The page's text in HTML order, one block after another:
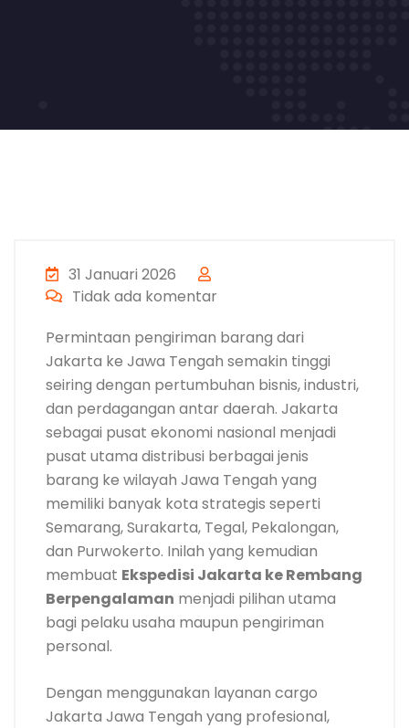
31 Januari 2026
Tidak ada komentar
Permintaan pengiriman barang dari
Jakarta ke Jawa Tengah semakin tinggi
seiring dengan pertumbuhan bisnis, industri,
dan perdagangan antar daerah. Jakarta
sebagai pusat ekonomi nasional menjadi
pusat utama distribusi berbagai jenis
barang ke wilayah Jawa Tengah yang
memiliki banyak kota strategis seperti
Semarang, Surakarta, Tegal, Pekalongan,
dan Purwokerto. Inilah yang kemudian
membuat Ekspedisi Jakarta ke Rembang
Berpengalaman menjadi pilihan utama
bagi pelaku usaha maupun pengiriman
personal.
Dengan menggunakan layanan cargo
Jakarta Jawa Tengah yang profesional,